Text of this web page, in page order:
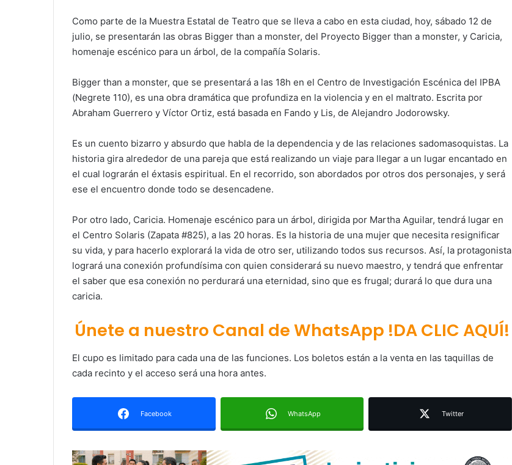
Como parte de la Muestra Estatal de Teatro que se lleva a cabo en esta ciudad, hoy, sábado 12 de
julio, se presentarán las obras Bigger than a monster, del Proyecto Bigger than a monster, y Caricia,
homenaje escénico para un árbol, de la compañía Solaris.
Bigger than a monster, que se presentará a las 18h en el Centro de Investigación Escénica del IPBA
(Negrete 110), es una obra dramática que profundiza en la violencia y en el maltrato. Escrita por
Abraham Guerrero y Víctor Ortiz, está basada en Fando y Lis, de Alejandro Jodorowsky.
Es un cuento bizarro y absurdo que habla de la dependencia y de las relaciones sadomasoquistas. La
historia gira alrededor de una pareja que está realizando un viaje para llegar a un lugar encantado en
el cual lograrán el éxtasis espiritual. En el recorrido, son abordados por otros dos personajes, y será
ese el encuentro donde todo se desencadene.
Por otro lado, Caricia. Homenaje escénico para un árbol, dirigida por Martha Aguilar, tendrá lugar en
el Centro Solaris (Zapata #825), a las 20 horas. Es la historia de una mujer que necesita resignificar
su vida, y para hacerlo explorará la vida de otro ser, utilizando todos sus recursos. Así, la protagonista
logrará una conexión profundísima con quien considerará su nuevo maestro, y tendrá que enfrentar
el saber que esa conexión no perdurará una eternidad, sino que es frugal; durará lo que dura una
caricia.
Únete a nuestro Canal de WhatsApp !DA CLIC AQUÍ!
El cupo es limitado para cada una de las funciones. Los boletos están a la venta en las taquillas de
cada recinto y el acceso será una hora antes.
Facebook WhatsApp Twitter
Ruth González destaca impacto del
nuevo paso a desnivel en la
movilidad estatal
destaca coordinación con
Gobierno del Estado
Luis Mejía inicia diagnóstico en
llegada tras renunciar al PRI